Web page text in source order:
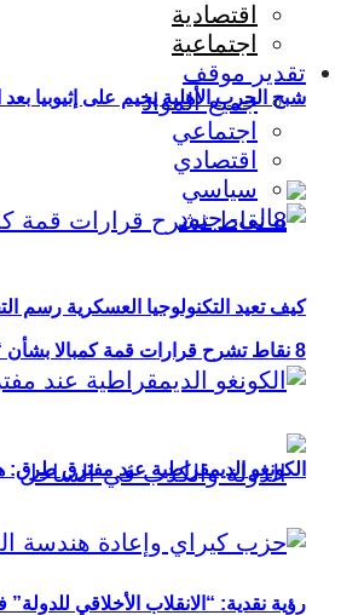
شبح الحرب الأهلية يخيم على إثيوبيا
8 نقاط تشرح قرارات قمة كمبالا بشأن “بعثة أوصوم” في الصومال؟
رؤية نقدية: “الانقلاب الأخلاقي
اقتصادية
اجتماعية
تقدير موقف
جميع المواد
اجتماعي
اقتصادي
سياسي
كيف تعيد التكنولوجيا العسكرية رسم
الكونغو الديمقراطية عند مفترق طرق: